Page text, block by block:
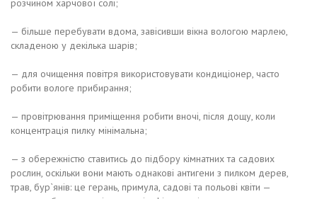
розчином харчової солі;
— більше перебувати вдома, завісивши вікна вологою марлею,
складеною у декілька шарів;
— для очищення повітря використовувати кондиціонер, часто
робити вологе прибирання;
— провітрювання приміщення робити вночі, після дощу, коли
концентрація пилку мінімальна;
— з обережністю ставитись до підбору кімнатних та садових
рослин, оскільки вони мають однакові антигени з пилком дерев,
трав, бур`янів: це герань, примула, садові та польові квіти —